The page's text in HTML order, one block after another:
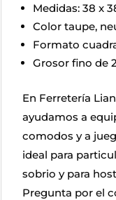
Medidas: 38 x
Color taupe,
Formato
Grosor fino de
En Ferretería
ayudamos a
comodos y a
ideal para
sobrio y para
Pregunta por el